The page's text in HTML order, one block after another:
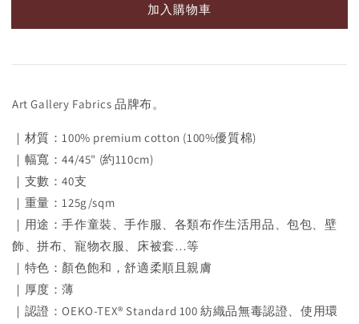
加入購物車
Art Gallery Fabrics 品牌布。
｜材質：100% premium cotton (100%優質棉)
｜幅寬：44/45" (約110cm)
｜支數：40支
｜重量：125g/sqm
｜用途：手作童裝、手作服、各類布作生活用品、包包、壁
飾、拼布、寵物衣服、床被套…等
｜特色：顏色飽和，舒適柔順且親膚
｜厚度：薄
｜認證：OEKO-TEX® Standard 100 紡織品無毒認證、使用環